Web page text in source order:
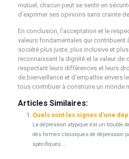
mutuel, chacun peut se sentir en
d’exprimer ses opinions sans crainte
En conclusion, l’acceptation et le
valeurs fondamentales qui contribuent
société plus juste, plus inclusive et plus
reconnaissant la dignité et la valeur de
respectant leurs différences et leurs
de bienveillance et d’empathie envers
tous contribuer à construire un monde
Articles Similaires:
Quels sont les signes d’une
La dépression atypique est un trouble
des formes classiques de dépression
spécifiques....